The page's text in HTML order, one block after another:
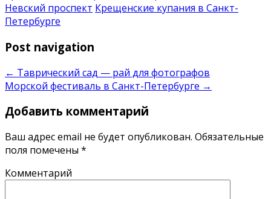
Невский проспект Крещенские купания в Санкт-
Петербурге
Post navigation
← Таврический сад — рай для фотографов
Морской фестиваль в Санкт-Петербурге →
Добавить комментарий
Ваш адрес email не будет опубликован. Обязательные
поля помечены *
Комментарий